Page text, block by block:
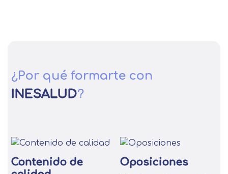
¿Por qué formarte con
INESALUD?
Contenido de
Oposiciones